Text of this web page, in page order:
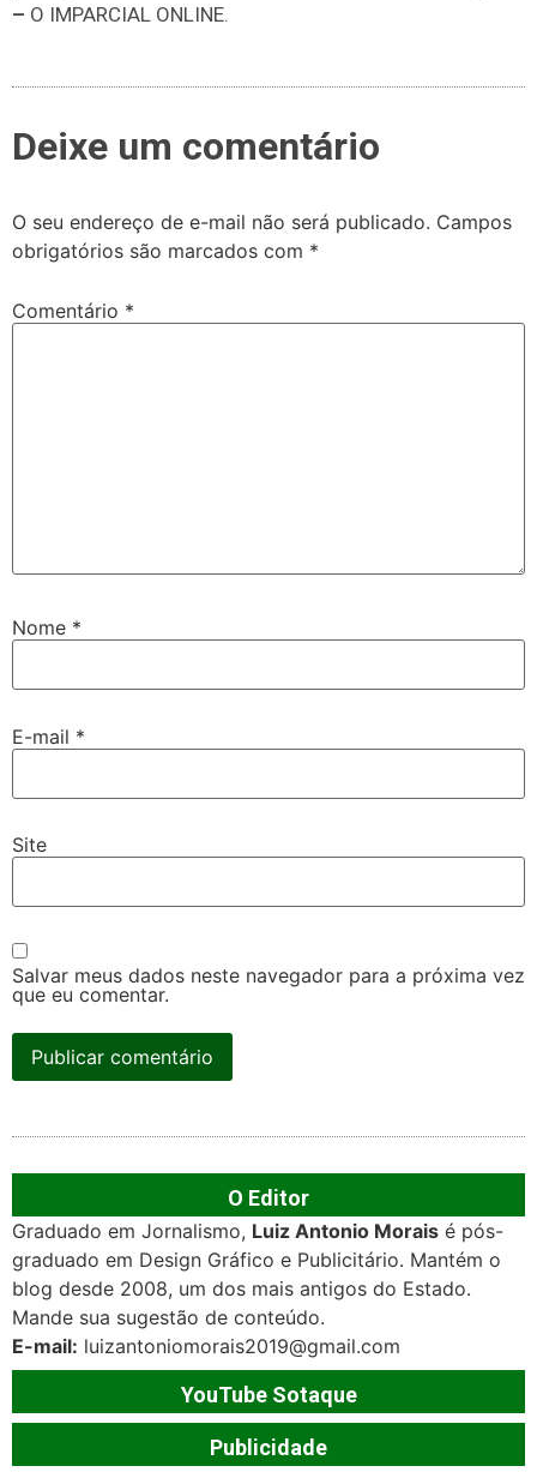
– O IMPARCIAL ONLINE.
Deixe um comentário
O seu endereço de e-mail não será publicado. Campos
obrigatórios são marcados com *
Comentário *
Nome *
E-mail *
Site
Salvar meus dados neste navegador para a próxima vez
que eu comentar.
O Editor
Graduado em Jornalismo, Luiz Antonio Morais é pós-
graduado em Design Gráfico e Publicitário. Mantém o
blog desde 2008, um dos mais antigos do Estado.
Mande sua sugestão de conteúdo.
E-mail: luizantoniomorais2019@gmail.com
YouTube Sotaque
Publicidade